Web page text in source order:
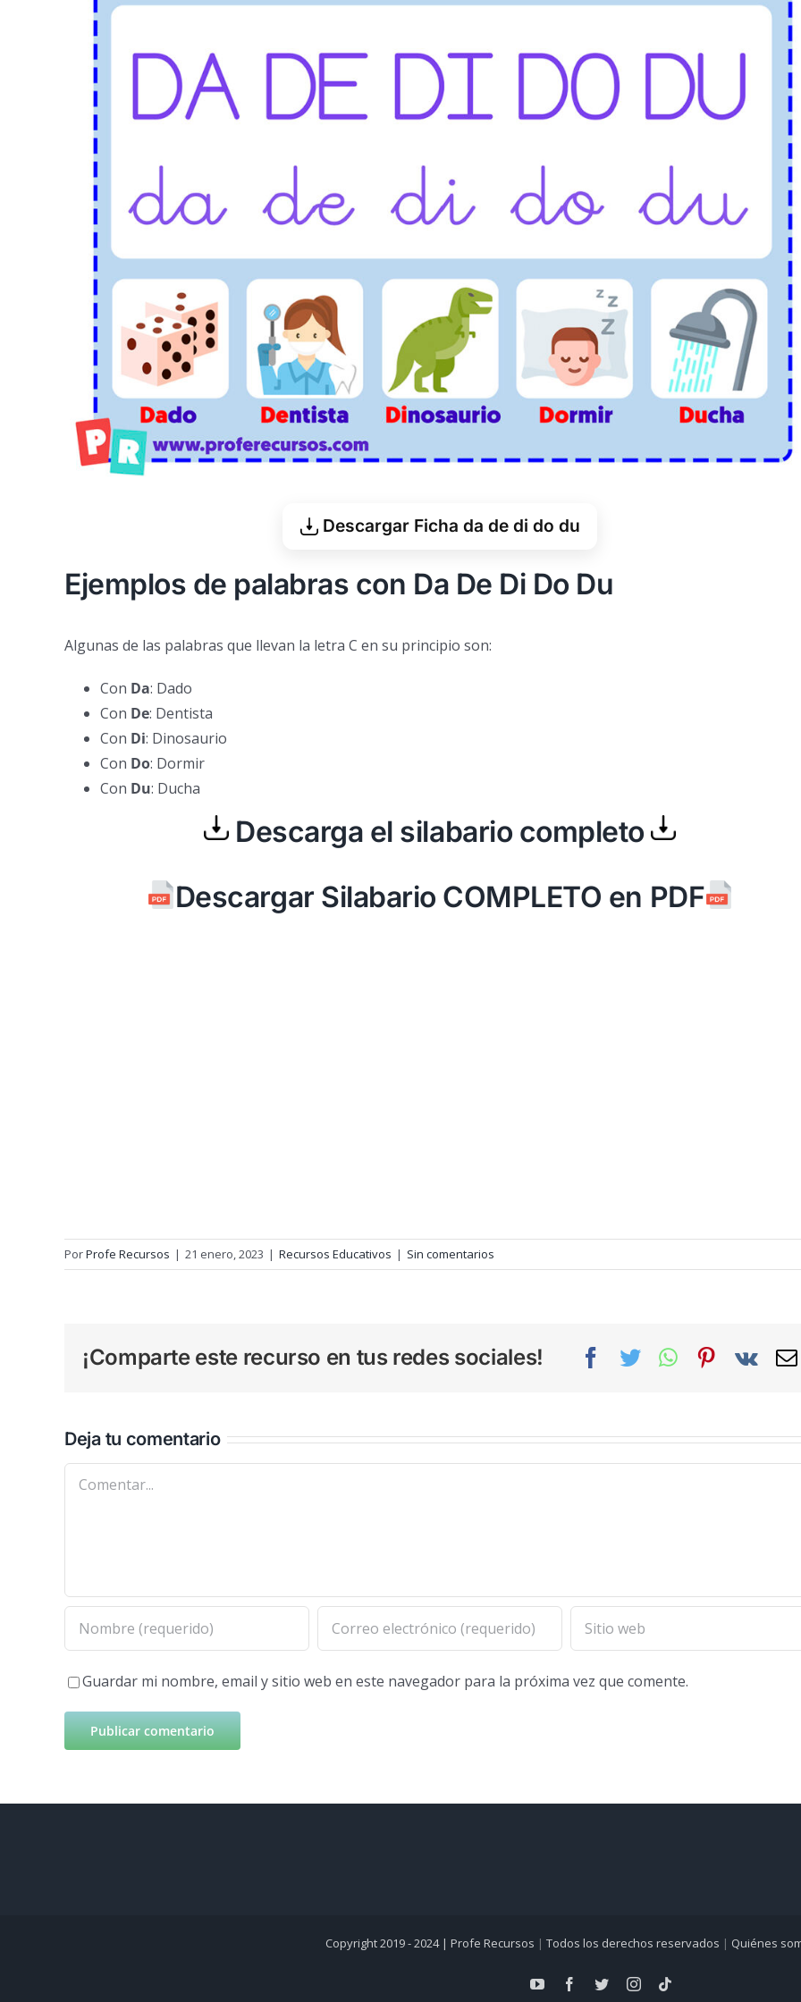
Descargar Ficha da de di do du
Ejemplos de palabras con Da De Di Do Du
Algunas de las palabras que llevan la letra C en su principio son:
Con Da: Dado
Con De: Dentista
Con Di: Dinosaurio
Con Do: Dormir
Con Du: Ducha
Descarga el silabario completo
Descargar Silabario COMPLETO en PDF
PorProfe Recursos | 21 enero, 2023 | Recursos Educativos | Sin comentarios
¡Comparte este recurso en tus redes sociales! Facebook
TwitterWhatsAppPinterest
Vk
Deja tu comentario
Comentar
Guardar mi nombre, email y sitio web en este navegador para la próxima vez que comente.
Copyright 2019 - 2024 | Profe Recursos | Todos los derechos reservados | Quiénes
YouTubeFacebook
TwitterInstagram
Tiktok